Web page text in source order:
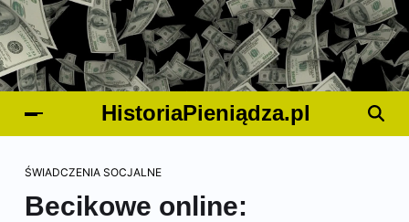
HistoriaPieniądza.pl
ŚWIADCZENIA SOCJALNE
Becikowe online: